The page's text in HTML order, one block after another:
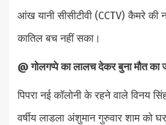
आंख यानी सीसीटीवी (CCTV) कैमरे की
कातिल बच नहीं सका।
@ गोलगप्पे का लालच देकर बुना मौत का
पिपरा नई कॉलोनी के रहने वाले विनय
वर्षीय लाडला अंशुमान गुरुवार शाम को